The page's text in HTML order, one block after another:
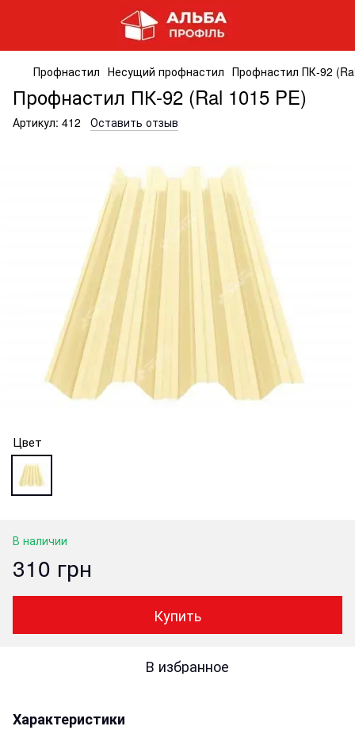
Профнастил Несущий профнастил Профнастил ПК-92
Профнастил ПК-92 (Ral 1015 PE)
Артикул: 412 Оставить отзыв
Цвет
В наличии
310 грн
Купить
В избранное
Характеристики